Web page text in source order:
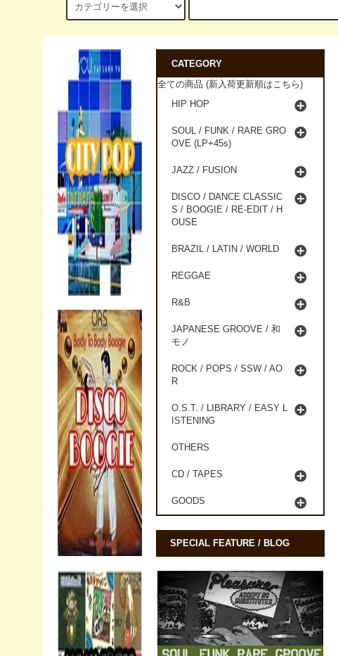
CATEGORY
全ての商品 (新入荷更新順はこちら)
HIP HOP
SOUL / FUNK / RARE GRO
OVE (LP+45s)
JAZZ / FUSION
DISCO / DANCE CLASSIC
S / BOOGIE / RE-EDIT / H
OUSE
BRAZIL / LATIN / WORLD
REGGAE
R&B
JAPANESE GROOVE / 和
モノ
ROCK / POPS / SSW / AO
R
O.S.T. / LIBRARY / EASY L
ISTENING
OTHERS
CD / TAPES
GOODS
SPECIAL FEATURE / BLOG